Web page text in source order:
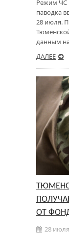
Режим ЧС
паводка
28 июля.
данным
ДАЛЕЕ
ОТ
28